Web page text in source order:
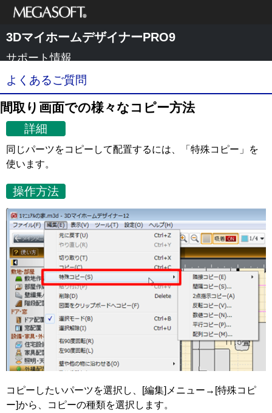
メガソフト株式
会社
3DマイホームデザイナーPRO9
サポート情報
よくあるご質問
間取り画面での様々なコピー方法
詳細
同じパーツをコピーして配置するには、「特殊コピー」を
使います。
操作方法
コピーしたいパーツを選択し、[編集]メニュー→[特殊コピ
ー]から、コピーの種類を選択します。